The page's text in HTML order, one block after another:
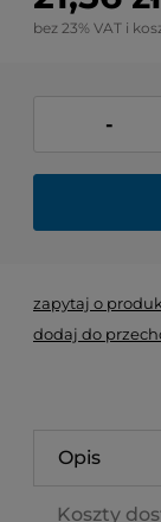
bez 23% VAT i
-
zapytaj o
dodaj do
Opis
Koszty